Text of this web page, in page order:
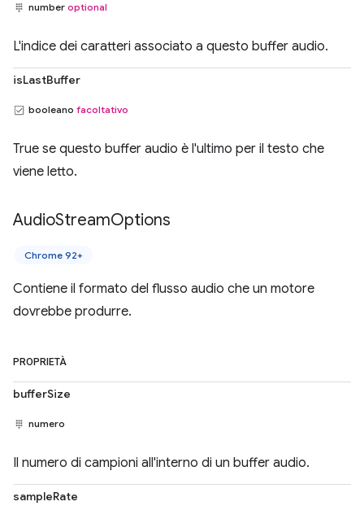
number optional
L'indice dei caratteri associato a questo buffer audio.
isLastBuffer
booleano facoltativo
True se questo buffer audio è l'ultimo per il testo che
viene letto.
AudioStreamOptions
Chrome 92+
Contiene il formato del flusso audio che un motore
dovrebbe produrre.
PROPRIETÀ
bufferSize
numero
Il numero di campioni all'interno di un buffer audio.
sampleRate